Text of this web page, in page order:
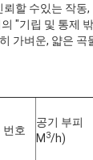
할 수있는 작
"기립 및 통제
가벼운, 얇은
번호
공기 부피
M 3/h)